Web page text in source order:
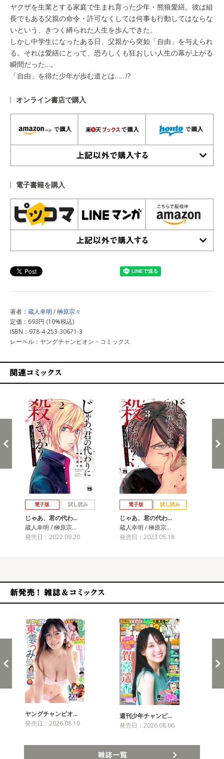
ヤクザを生業とする家庭で生まれ育った少年・熊狼愛繕。彼は組
長でもある父親の命令・許可なくしては何事も行動してはならな
いという、きつく縛られた人生を歩んできた。
しかし中学生になったある日、父親から突如「自由」を与えられ
る。それは愛繕にとって、恐ろしくも狂おしい人生の幕が上がる
瞬間だった…。
「自由」を得た少年が歩む道とは……!?
オンライン書店で購入
電子書籍を購入
著者： 蔵人幸明 /榊原宗々
定価：693円 (10%税込)
ISBN：978-4-253-30671-3
レーベル：ヤングチャンピオン・コミックス
電子版 試し読み
じゃあ、君の代わ…
蔵人幸明 / 榊原宗…
発売日：2022.09.20
電子版 試し読み
じゃあ、君の代わ…
蔵人幸明 / 榊原宗…
発売日：2023.05.18
ヤングチャンピオ…
発売日：2026.08.10
週刊少年チャンピ…
発売日：2026.08.06